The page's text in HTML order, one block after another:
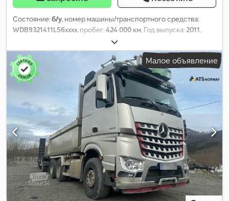
Состояние:б/у, номер машины/транспортного средства:
WDB9321411L56xxxx, пробег:424 000 км, Год выпуска:2011,
Малое объявление